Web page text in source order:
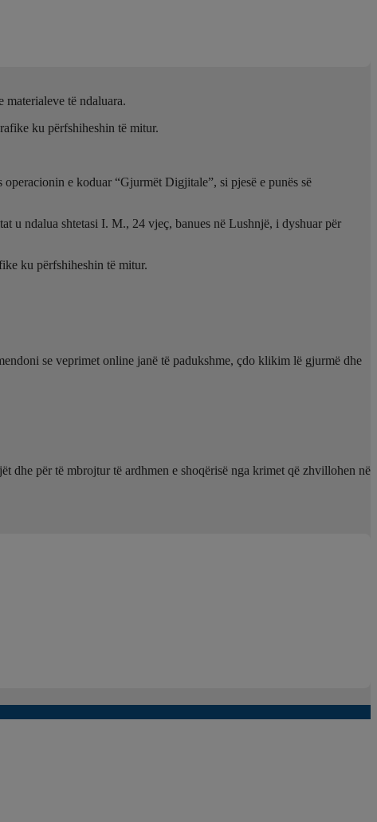
të ndaluara.
ku përfshiheshin të mitur.
e koduar “Gjurmët Digjitale”, si pjesë e punës së
u ndalua shtetasi I. M., 24 vjeç, banues në Lushnjë, i dyshuar për
ku përfshiheshin të mitur.
se veprimet online janë të padukshme, çdo klikim lë gjurmë dhe
dhe për të mbrojtur të ardhmen e shoqërisë nga krimet që zhvillohen në